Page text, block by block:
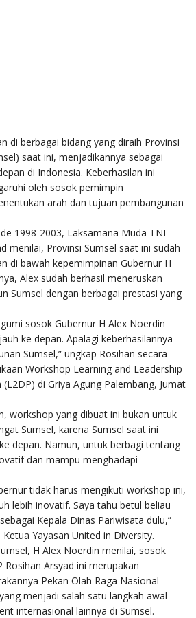
di berbagai bidang yang diraih Provinsi
saat ini, menjadikannya sebagai
di Indonesia. Keberhasilan ini
oleh sosok pemimpin
arah dan tujuan pembangunan
1998-2003, Laksamana Muda TNI
menilai, Provinsi Sumsel saat ini sudah
di bawah kepemimpinan Gubernur H
Alex sudah berhasil meneruskan
Sumsel dengan berbagai prestasi yang
sosok Gubernur H Alex Noerdin
ke depan. Apalagi keberhasilannya
Sumsel,” ungkap Rosihan secara
Workshop Learning and Leadership
di Griya Agung Palembang, Jumat
workshop yang dibuat ini bukan untuk
Sumsel, karena Sumsel saat ini
depan. Namun, untuk berbagi tentang
dan mampu menghadapi
tidak harus mengikuti workshop ini,
lebih inovatif. Saya tahu betul beliau
Kepala Dinas Pariwisata dulu,”
Yayasan United in Diversity.
H Alex Noerdin menilai, sosok
Rosihan Arsyad ini merupakan
Pekan Olah Raga Nasional
menjadi salah satu langkah awal
internasional lainnya di Sumsel.